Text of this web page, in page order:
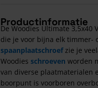
Productinformatie
De Woodies Ultimate 3,5x40
die je voor bijna elk timmer-
spaanplaatschroefzie je
Woodies schroeven worden
van diverse plaatmaterialen
boorpunt is voorboren